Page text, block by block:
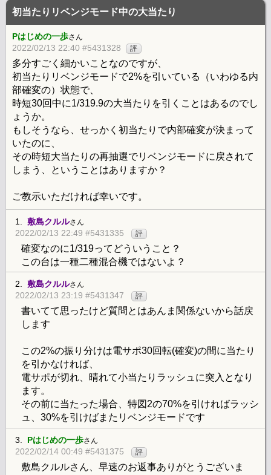
初当たりリベンジモード中の大当たり
Pはじめの一歩さん
2022/02/13 22:40 #5431328 評
多分すごく細かいことなのですが、
初当たりリベンジモードで2%を引いている（いわゆる内
部確変の）状態で、
時短30回中に1/319.9の大当たりを引くことはあるのでし
ょうか。
もしそうなら、せっかく初当たりで内部確変が決まって
いたのに、
その時短大当たりの再抽選でリベンジモードに戻されて
しまう、ということはありますか？
ご教示いただければ幸いです。
1. 敷島クルルさん
2022/02/13 22:49 #5431335 評
確変なのに1/319ってどういうこと？
この台は一種二種混合機ではないよ？
2. 敷島クルルさん
2022/02/13 23:19 #5431347 評
書いてて思ったけど質問とはあんま関係ないから話戻
します
この2%の振り分けは電サポ30回転(確変)の間に当たり
を引かなければ、
電サポが切れ、晴れて小当たりラッシュに突入となり
ます。
その前に当たった場合、特図2の70%を引ければラッシ
ュ、30%を引けばまたリベンジモードです
3. Pはじめの一歩さん
2022/02/14 00:49 #5431375 評
敷島クルルさん、早速のお返事ありがとうございま